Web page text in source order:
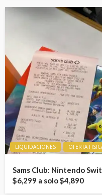
LIQUIDACIONES OFERTA
Sams Club: Nintendo
$6,299 a solo $4,890